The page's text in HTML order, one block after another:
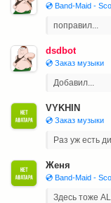
💿 Band-Maid -
поправил...
dsdbot
💿 Заказ музыки
Добавил...
VYKHIN
💿 Заказ музыки
Раз уж есть
Женя
💿 Band-Maid -
Здесь тоже